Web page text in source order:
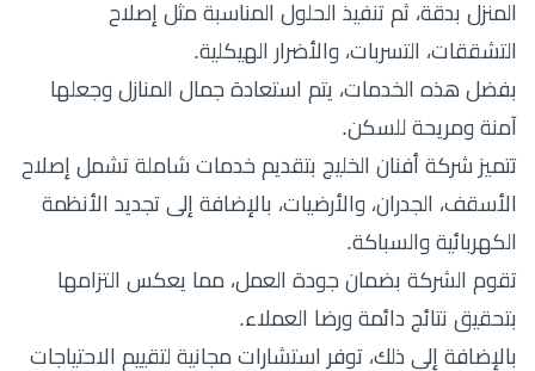
المنزل بدقة، ثم تنفيذ الحلول المناسبة مثل إصلاح
التشققات، التسربات، والأضرار الهيكلية.
بفضل هذه الخدمات، يتم استعادة جمال المنازل وجعلها
آمنة ومريحة للسكن.
تتميز شركة أفنان الخليج بتقديم خدمات شاملة تشمل إصلاح
الأسقف، الجدران، والأرضيات، بالإضافة إلى تجديد الأنظمة
الكهربائية والسباكة.
تقوم الشركة بضمان جودة العمل، مما يعكس التزامها
بتحقيق نتائج دائمة ورضا العملاء.
بالإضافة إلى ذلك، توفر استشارات مجانية لتقييم الاحتياجات